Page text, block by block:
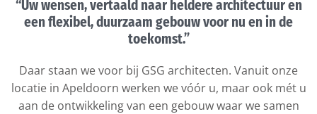
“Uw wensen, vertaald naar heldere architectuur en
een flexibel, duurzaam gebouw voor nu en in de
toekomst.”
Daar staan we voor bij GSG architecten. Vanuit onze
locatie in Apeldoorn werken we vóór u, maar ook mét u
aan de ontwikkeling van een gebouw waar we samen